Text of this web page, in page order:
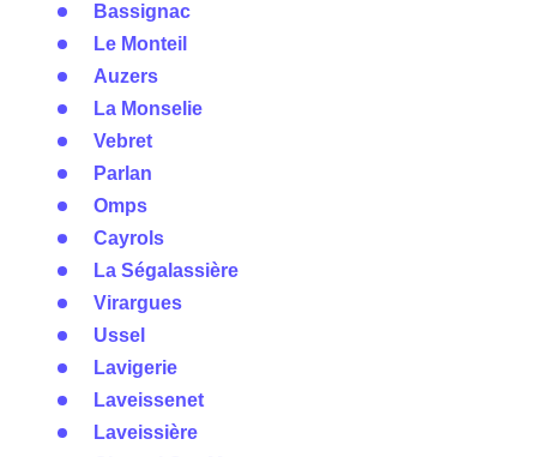
Bassignac
Le Monteil
Auzers
La Monselie
Vebret
Parlan
Omps
Cayrols
La Ségalassière
Virargues
Ussel
Lavigerie
Laveissenet
Laveissière